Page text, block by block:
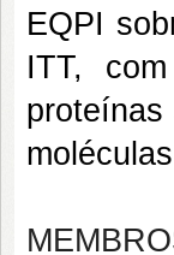
EQPI
ITT,
proteínas